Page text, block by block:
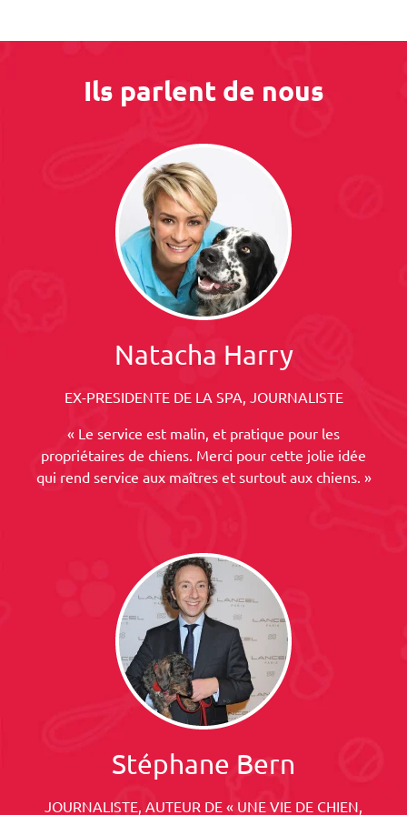
Ils parlent de nous
Natacha Harry
EX-PRESIDENTE DE LA SPA, JOURNALISTE
« Le service est malin, et pratique pour les
propriétaires de chiens. Merci pour cette jolie idée
qui rend service aux maîtres et surtout aux chiens. »
Stéphane Bern
JOURNALISTE, AUTEUR DE « UNE VIE DE CHIEN,